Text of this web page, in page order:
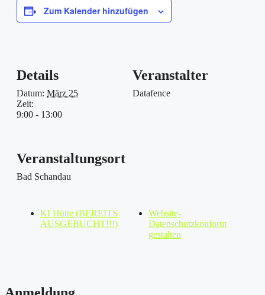
Zum Kalender hinzufügen
Details
Datum: März 25
Zeit:
9:00 - 13:00
Veranstalter
Datafence
Veranstaltungsort
Bad Schandau
KI Hütte (BEREITS
AUSGEBUCHT!!!)
Website-
Datenschutzkonform
gestalten